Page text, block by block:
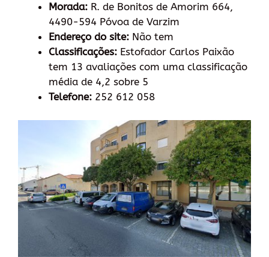
Morada: R. de Bonitos de Amorim 664,
4490-594 Póvoa de Varzim
Endereço do site: Não tem
Classificações: Estofador Carlos Paixão
tem 13 avaliações com uma classificação
média de 4,2 sobre 5
Telefone: 252 612 058